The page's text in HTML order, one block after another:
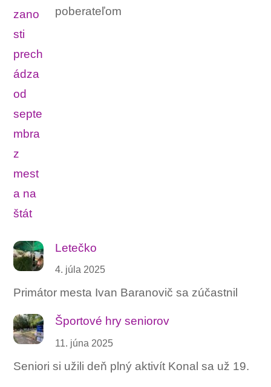
poberateľom
Letečko
4. júla 2025
Primátor mesta Ivan Baranovič sa zúčastnil
Športové hry seniorov
11. júna 2025
Seniori si užili deň plný aktivít Konal sa už 19.